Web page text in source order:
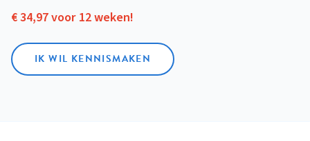
€ 34,97 voor 12 weken!
IK WIL KENNISMAKEN